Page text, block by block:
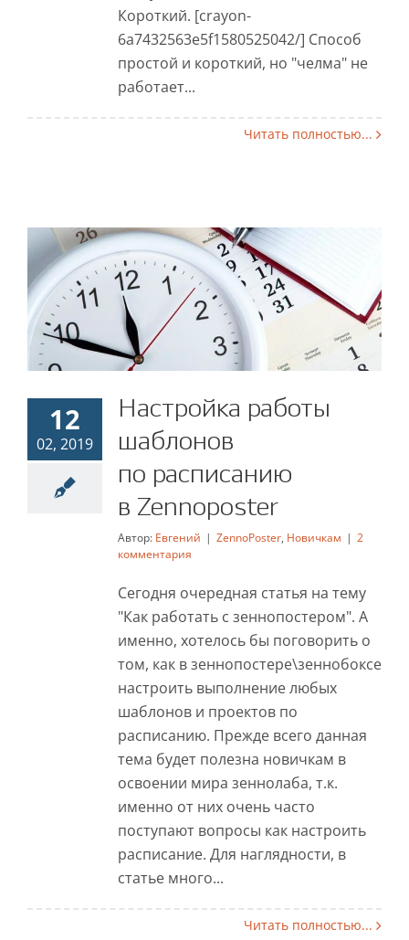
Короткий. [crayon-
6a7432563e5f1580525042/] Способ
простой и короткий, но "челма" не
работает...
Читать полностью...
Настройка работы
шаблонов по расписанию
в Zennoposter
ZennoPoster Новичкам
12
02, 2019
Настройка работы
шаблонов
по расписанию
в Zennoposter
Автор: Евгений | ZennoPoster, Новичкам | 2
комментария
Сегодня очередная статья на тему
"Как работать с зеннопостером". А
именно, хотелось бы поговорить о
том, как в зеннопостере\зеннобоксе
настроить выполнение любых
шаблонов и проектов по
расписанию. Прежде всего данная
тема будет полезна новичкам в
освоении мира зеннолаба, т.к.
именно от них очень часто
поступают вопросы как настроить
расписание. Для наглядности, в
статье много...
Читать полностью...